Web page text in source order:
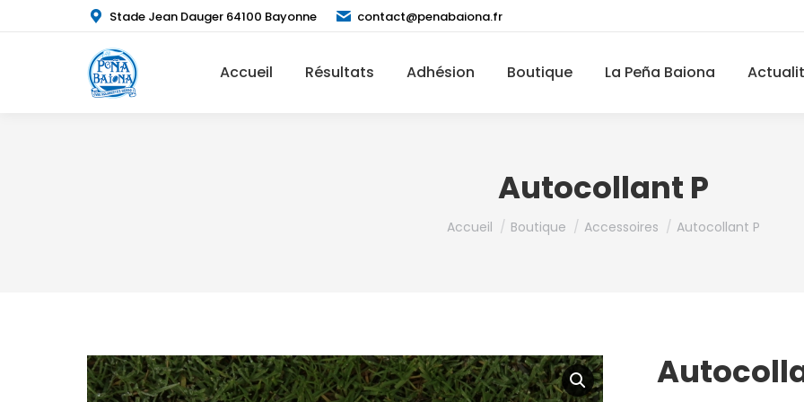
Stade Jean Dauger 64100 Bayonne contact@penabaiona.fr
Accueil Résultats Adhésion Boutique La Peña Baiona
Autocollant P
Vous êtes ici :
Accueil Boutique Accessoires Autocollant P